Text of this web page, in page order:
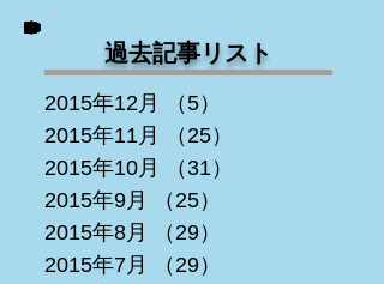
過去記事リスト
2015年12月 （5）
2015年11月
（25）
2015年10月
（31）
2015年9月
（25）
2015年8月
（29）
2015年7月
（29）